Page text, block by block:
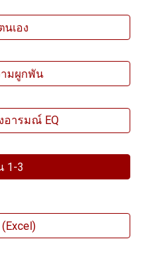
นเอง
ามผูกพัน
อารมณ์ EQ
1-3